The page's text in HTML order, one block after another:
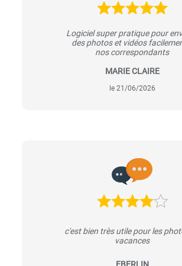
Logiciel super pratique pour
des photos et vidéos
nos correspondants
MARIE CLAIRE
le 21/06/2026
c'est bien très utile pour les
vacances